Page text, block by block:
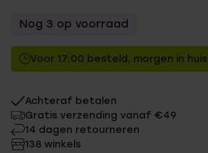
Met memberkorting
Nog 3 op voorraad
Voor 17:00 besteld, morgen in huis
Achteraf betalen
Gratis verzending vanaf €49
14 dagen retourneren
138 winkels